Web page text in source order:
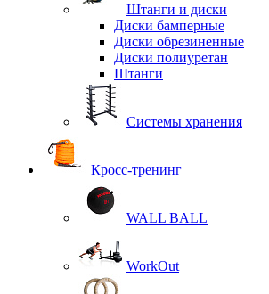
Штанги и диски
Диски бамперные
Диски обрезиненные
Диски полиуретан
Штанги
Системы хранения
Кросс-тренинг
WALL BALL
WorkOut